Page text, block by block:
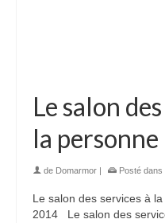
Le salon
la
de Domarmor Posté dans
Le salon des services à
2014 Le salon des